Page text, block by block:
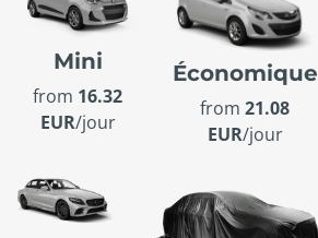
Mini
from 16.32
EUR/jour
Économique
from 21.08
EUR/jour